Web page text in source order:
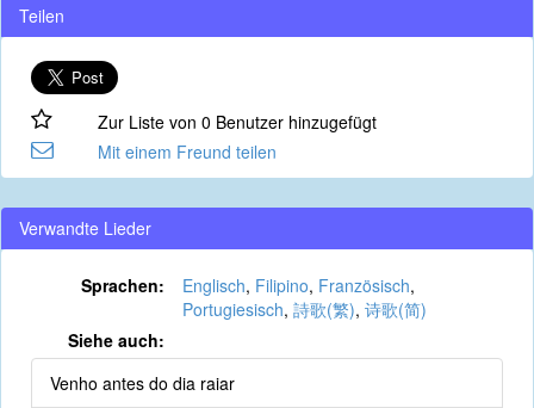
Teilen
Zur Liste von 0 Benutzer hinzugefügt
Mit einem Freund teilen
Verwandte Lieder
Sprachen: Englisch, Filipino, Französisch,
Portugiesisch, 詩歌(繁), 诗歌(简)
Siehe auch:
Venho antes do dia raiar